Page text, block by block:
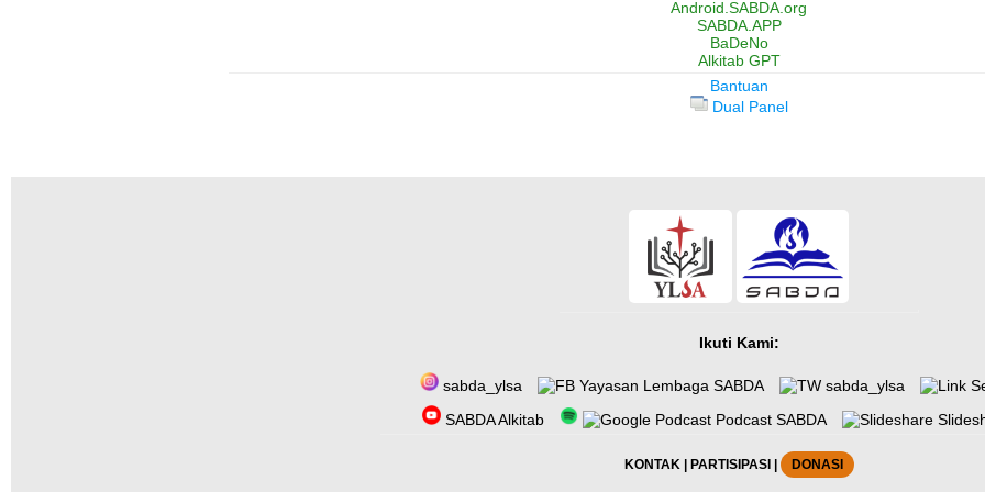
Android.SABDA.org
SABDA.APP
BaDeNo
Alkitab GPT
Bantuan
Dual Panel
Ikuti Kami:
sabda_ylsa Yayasan Lembaga SABDA sabda_ylsa
SABDA Alkitab
Podcast SABDA
KONTAK | PARTISIPASI| DONASI